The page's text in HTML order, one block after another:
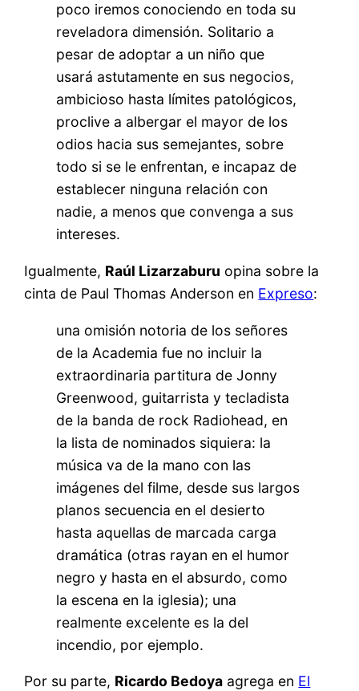
poco iremos conociendo en toda su
reveladora dimensión. Solitario a
pesar de adoptar a un niño que
usará astutamente en sus negocios,
ambicioso hasta límites patológicos,
proclive a albergar el mayor de los
odios hacia sus semejantes, sobre
todo si se le enfrentan, e incapaz de
establecer ninguna relación con
nadie, a menos que convenga a sus
intereses.
Igualmente, Raúl Lizarzaburu opina sobre la
cinta de Paul Thomas Anderson en Expreso:
una omisión notoria de los señores
de la Academia fue no incluir la
extraordinaria partitura de Jonny
Greenwood, guitarrista y tecladista
de la banda de rock Radiohead, en
la lista de nominados siquiera: la
música va de la mano con las
imágenes del filme, desde sus largos
planos secuencia en el desierto
hasta aquellas de marcada carga
dramática (otras rayan en el humor
negro y hasta en el absurdo, como
la escena en la iglesia); una
realmente excelente es la del
incendio, por ejemplo.
Por su parte, Ricardo Bedoya agrega en El